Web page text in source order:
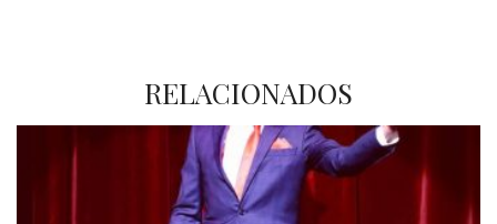
RELACIONADOS